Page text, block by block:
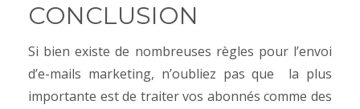
CONCLUSION
Si bien existe de nombreuses règles pour l’envoi
d’e-mails marketing, n’oubliez pas que la plus
importante est de traiter vos abonnés comme des